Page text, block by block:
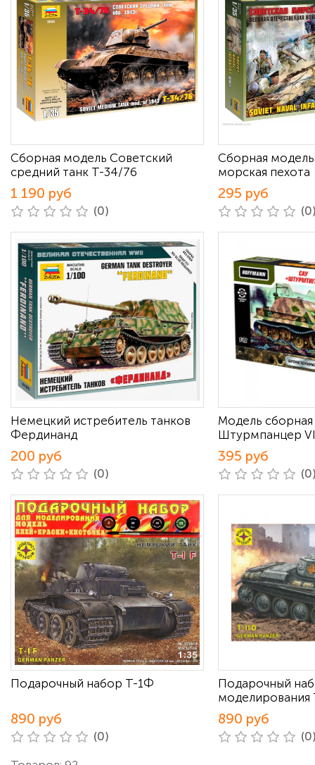
Сборная модель Советский
средний танк Т-34/76
1 190 руб
(0)
Сборная
морская пехота
295 руб
Немецкий истребитель танков
Фердинанд
200 руб
(0)
Модель
Штурмпанцер VI
395 руб
Подарочный набор Т-1Ф
890 руб
(0)
Подарочный
моделирования
890 руб